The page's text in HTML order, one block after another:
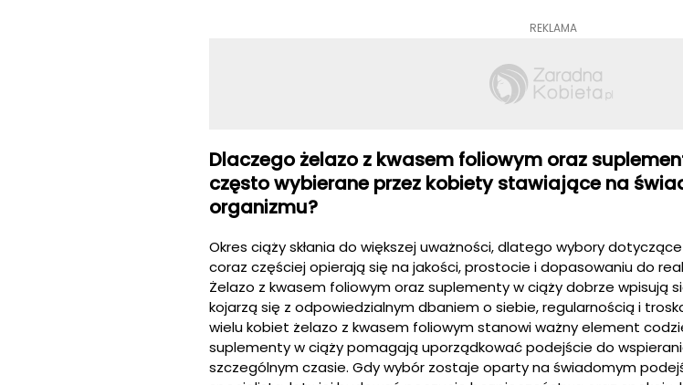
REKLAMA
Dlaczego żelazo z kwasem foliowym oraz
często wybierane przez kobiety stawiające na
organizmu?
Okres ciąży skłania do większej uważności, dlatego wybory
coraz częściej opierają się na jakości, prostocie i dopasowaniu do
Żelazo z kwasem foliowym oraz suplementy w ciąży dobrze wpisują
kojarzą się z odpowiedzialnym dbaniem o siebie, regularnością i
wielu kobiet żelazo z kwasem foliowym stanowi ważny element
suplementy w ciąży pomagają uporządkować podejście do
szczególnym czasie. Gdy wybór zostaje oparty na świadomym